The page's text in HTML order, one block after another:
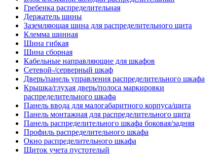
Гребенка распределительная
Держатель шины
Заземляющая шина для распределительного щита
Клемма шинная
Шина гибкая
Шина сборная
Кабельные направляющие для шкафов
Сетевой-/серверный шкаф
Дверь/панель управления распределительного шкафа
Крышка/глухая дверь/полоса маркировки
распределительного шкафа
Панель ввода для малогабаритного корпуса/щита
Панель монтажная для распределительного щита
Панель распределительного шкафа боковая/задняя
Профиль распределительного шкафа
Окно распределительного шкафа
Щиток учета пустотелый